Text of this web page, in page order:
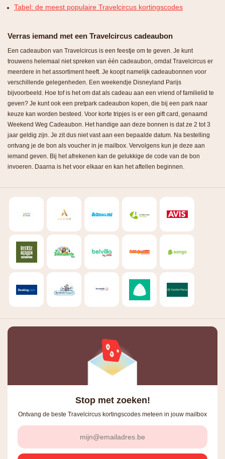
Tabel: de meest populaire Travelcircus kortingscodes
Verras iemand met een Travelcircus cadeaubon
Een cadeaubon van Travelcircus is een feestje om te geven. Je kunt
trouwens helemaal niet spreken van één cadeaubon, omdat Travelcircus er
meerdere in het assortiment heeft. Je koopt namelijk cadeaubonnen voor
verschillende gelegenheden. Een weekendje Disneyland Parijs
bijvoorbeeld. Hoe tof is het om dat als cadeau aan een vriend of familielid te
geven? Je kunt ook een pretpark cadeaubon kopen, die bij een park naar
keuze kan worden besteed. Voor korte tripjes is er een gift card, genaamd
Weekend Weg Cadeaubon. Het handige aan deze bonnen is dat ze 2 tot 3
jaar geldig zijn. Je zit dus niet vast aan een bepaalde datum. Na bestelling
ontvang je de bon als voucher in je mailbox. Vervolgens kun je deze aan
iemand geven. Bij het afrekenen kan de gelukkige de code van de bon
invoeren. Daarna is het voor elkaar en kan het aftellen beginnen.
Stop met zoeken!
Ontvang de beste Travelcircus kortingscodes meteen in jouw mailbox